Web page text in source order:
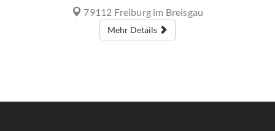
79112 Freiburg im Breisgau
Mehr Details